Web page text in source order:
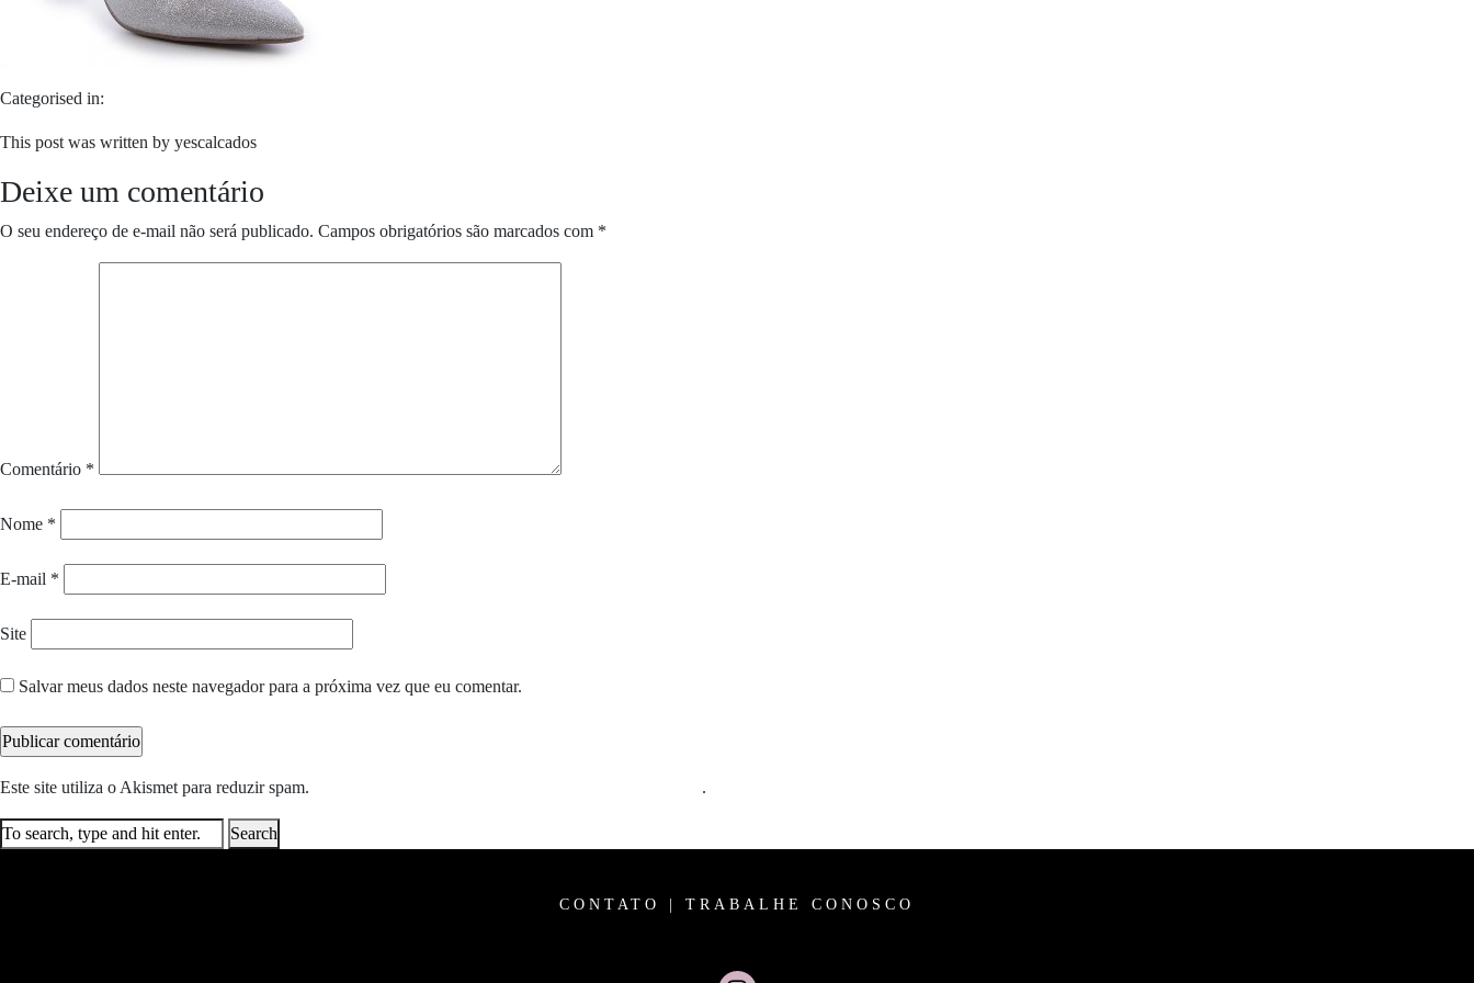
Categorised in:
This post was written by yescalcados
Deixe um comentário
O seu endereço de e-mail não será publicado. Campos obrigatórios são marcados com *
Comentário *
Nome *
E-mail *
Site
Salvar meus dados neste navegador para a próxima vez que eu comentar.
Este site utiliza o Akismet para reduzir spam. .
Search
CONTATO TRABALHE CONOSCO